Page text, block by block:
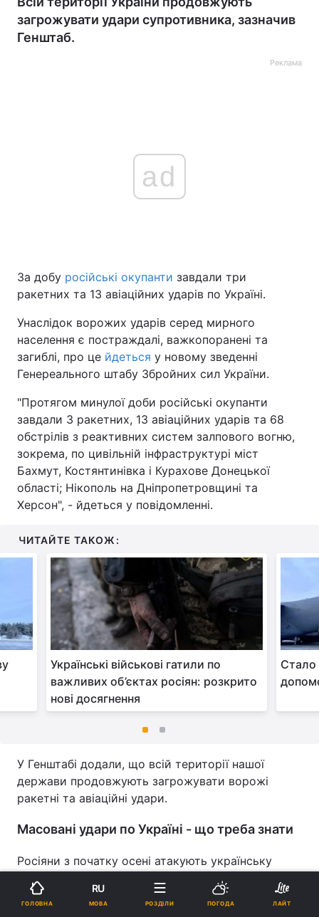
загрожувати удари супротивника, зазначив
Генштаб.
Реклама
ad
За добу російські окупанти завдали три
ракетних та 13 авіаційних ударів по Україні.
Унаслідок ворожих ударів серед мирного
населення є постраждалі, важкопоранені та
загиблі, про це йдеться у новому зведенні
Генереального штабу Збройних сил України.
"Протягом минулої доби російські окупанти
завдали 3 ракетних, 13 авіаційних ударів та 68
обстрілів з реактивних систем залпового вогню,
зокрема, по цивільній інфраструктурі міст
Бахмут, Костянтинівка і Курахове Донецької
області; Нікополь на Дніпропетровщині та
Херсон", - йдеться у повідомленні.
ЧИТАЙТЕ ТАКОЖ:
Українські військові гатили по
важливих об’єктах росіян: розкрито
нові досягнення
Стало
У Генштабі додали, що всій території нашої
держави продовжують загрожувати ворожі
ракетні та авіаційні удари.
Масовані удари по Україні - що треба знати
Росіяни з початку осені атакують українську
енергетичну інфраструктуру ракетами та
іранськими дронами-камікадзе. Зокрема, з 29
ГОЛОВНА
RU
МОВА РОЗДІЛИ ПОГОДА ЛАЙТ